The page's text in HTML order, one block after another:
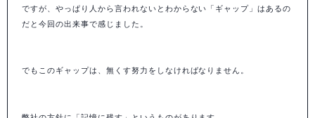
ですが、やっぱり人から言われないとわからない「ギャップ」はあるの
だと今回の出来事で感じました。
でもこのギャップは、無くす努力をしなければなりません。